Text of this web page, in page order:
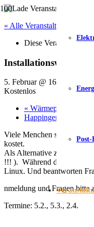
Post-
« Alle Veranstaltungen
Diese Veranstaltung
5. Februar @ 16:30
Kostenlos
« Wärmepumpe –
Happinger See:
Viele Menchen stehen vor
kostet.
Als Alternative zu
!!! ). Während des
Linux. Und beantworten
nmeldung und Fragen bitte
Termine: 5.2., 5.3., 2.4.